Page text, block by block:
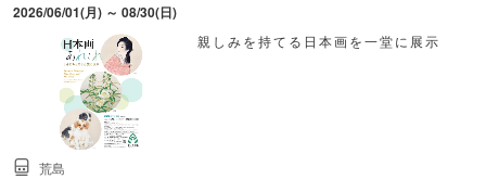
2026/06/01(月) ～ 08/30(日)
親しみを持てる日本画を一堂に展示
荒島